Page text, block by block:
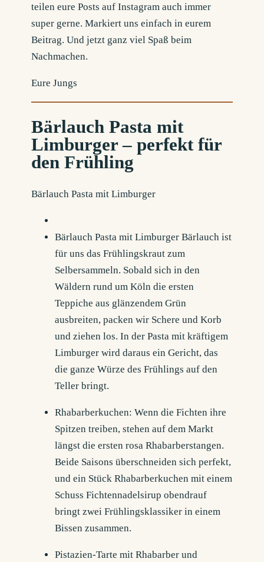
teilen eure Posts auf Instagram auch immer
super gerne. Markiert uns einfach in eurem
Beitrag. Und jetzt ganz viel Spaß beim
Nachmachen.
Eure Jungs
Bärlauch Pasta mit
Limburger – perfekt für
den Frühling
Bärlauch Pasta mit Limburger
Bärlauch Pasta mit Limburger Bärlauch ist
für uns das Frühlingskraut zum
Selbersammeln. Sobald sich in den
Wäldern rund um Köln die ersten
Teppiche aus glänzendem Grün
ausbreiten, packen wir Schere und Korb
und ziehen los. In der Pasta mit kräftigem
Limburger wird daraus ein Gericht, das
die ganze Würze des Frühlings auf den
Teller bringt.
Rhabarberkuchen: Wenn die Fichten ihre
Spitzen treiben, stehen auf dem Markt
längst die ersten rosa Rhabarberstangen.
Beide Saisons überschneiden sich perfekt,
und ein Stück Rhabarberkuchen mit einem
Schuss Fichtennadelsirup obendrauf
bringt zwei Frühlingsklassiker in einem
Bissen zusammen.
Pistazien-Tarte mit Rhabarber und